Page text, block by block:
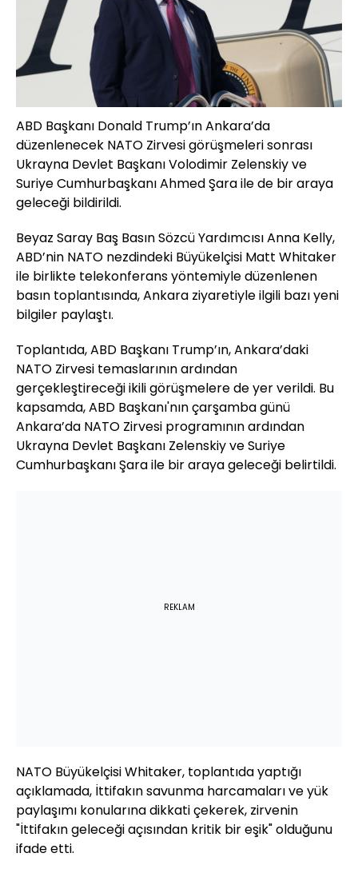
ABD Başkanı Donald Trump’ın Ankara’da
düzenlenecek NATO Zirvesi görüşmeleri sonrası
Ukrayna Devlet Başkanı Volodimir Zelenskiy ve
Suriye Cumhurbaşkanı Ahmed Şara ile de bir araya
geleceği bildirildi.
Beyaz Saray Baş Basın Sözcü Yardımcısı Anna Kelly,
ABD’nin NATO nezdindeki Büyükelçisi Matt Whitaker
ile birlikte telekonferans yöntemiyle düzenlenen
basın toplantısında, Ankara ziyaretiyle ilgili bazı yeni
bilgiler paylaştı.
Toplantıda, ABD Başkanı Trump’ın, Ankara’daki
NATO Zirvesi temaslarının ardından
gerçekleştireceği ikili görüşmelere de yer verildi. Bu
kapsamda, ABD Başkanı'nın çarşamba günü
Ankara’da NATO Zirvesi programının ardından
Ukrayna Devlet Başkanı Zelenskiy ve Suriye
Cumhurbaşkanı Şara ile bir araya geleceği belirtildi.
REKLAM
NATO Büyükelçisi Whitaker, toplantıda yaptığı
açıklamada, İttifakın savunma harcamaları ve yük
paylaşımı konularına dikkati çekerek, zirvenin
"İttifakın geleceği açısından kritik bir eşik" olduğunu
ifade etti.